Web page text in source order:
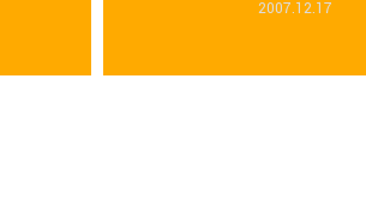
2007.12.17